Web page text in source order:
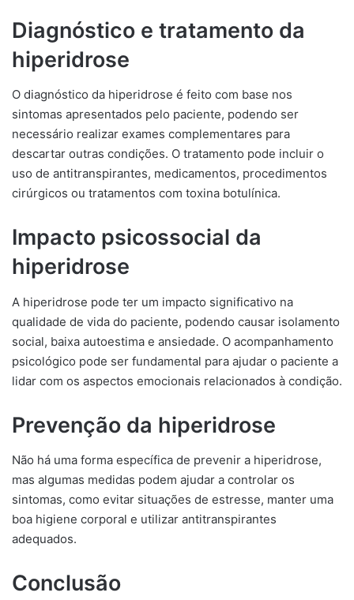
Diagnóstico e tratamento da
hiperidrose
O diagnóstico da hiperidrose é feito com base nos
sintomas apresentados pelo paciente, podendo ser
necessário realizar exames complementares para
descartar outras condições. O tratamento pode incluir o
uso de antitranspirantes, medicamentos, procedimentos
cirúrgicos ou tratamentos com toxina botulínica.
Impacto psicossocial da
hiperidrose
A hiperidrose pode ter um impacto significativo na
qualidade de vida do paciente, podendo causar isolamento
social, baixa autoestima e ansiedade. O acompanhamento
psicológico pode ser fundamental para ajudar o paciente a
lidar com os aspectos emocionais relacionados à condição.
Prevenção da hiperidrose
Não há uma forma específica de prevenir a hiperidrose,
mas algumas medidas podem ajudar a controlar os
sintomas, como evitar situações de estresse, manter uma
boa higiene corporal e utilizar antitranspirantes
adequados.
Conclusão